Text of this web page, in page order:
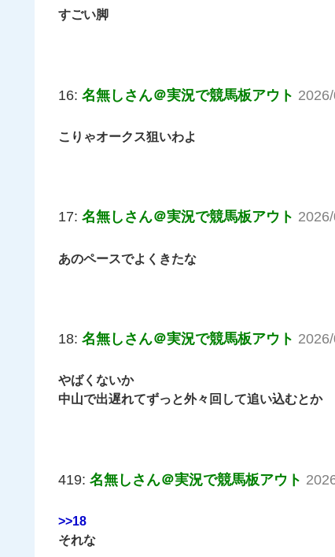
すごい脚
16: 名無しさん＠実況で競馬板アウト
こりゃオークス狙いわよ
17: 名無しさん＠実況で競馬板アウト
あのペースでよくきたな
18: 名無しさん＠実況で競馬板アウト
やばくないか
中山で出遅れてずっと外々回して追い込むとか
419: 名無しさん＠実況で競馬板アウト
>>18
それな